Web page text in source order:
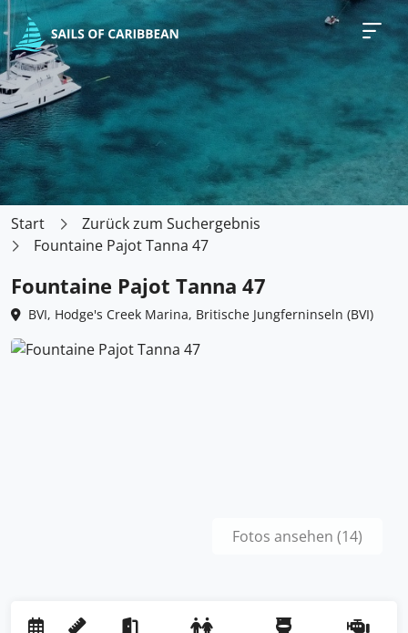
Start
Zurück zum Suchergebnis
Fountaine Pajot Tanna 47
Fountaine Pajot Tanna 47
BVI, Hodge's Creek Marina, Britische Jungferninseln (BVI)
Fotos ansehen (14)